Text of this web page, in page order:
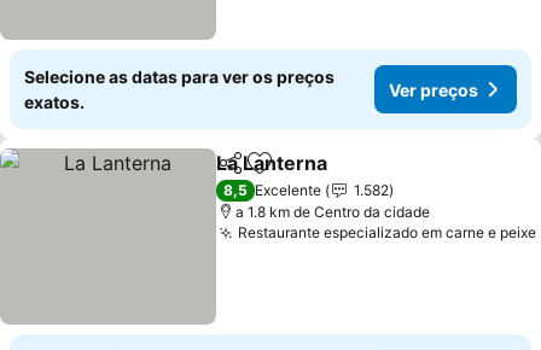
Selecione as datas para ver os preços
exatos.
Ver preços
PartilharAdicionar aos favoritos
La Lanterna
8,5 Excelente
1.582
a 1.8 km de Centro da cidade
Restaurante especializado em carne e peixe